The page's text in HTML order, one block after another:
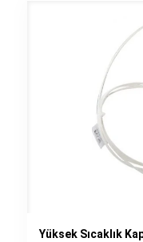
Yüksek Sıcaklık